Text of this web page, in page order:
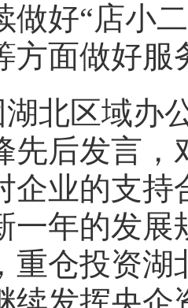
做好“店小
方面做好服
北区域办
先后发言，
企业的支持
一年的发
重仓投资湖